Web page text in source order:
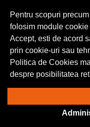
Servicii clienti
© Copyright 2026
Solutie
BrowserID:
Pentru scopuri
folosim module
Accept, esti de acord
prin cookie-uri sau
Politica de Cookies
despre posibilitatea